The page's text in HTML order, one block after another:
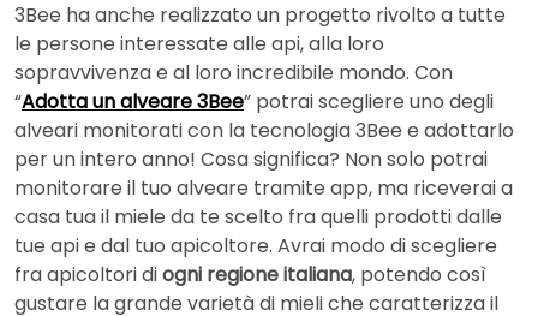
3Bee ha anche realizzato un progetto rivolto a tutte
le persone interessate alle api, alla loro
sopravvivenza e al loro incredibile mondo. Con
“Adotta un alveare 3Bee” potrai scegliere uno degli
alveari monitorati con la tecnologia 3Bee e adottarlo
per un intero anno! Cosa significa? Non solo potrai
monitorare il tuo alveare tramite app, ma riceverai a
casa tua il miele da te scelto fra quelli prodotti dalle
tue api e dal tuo apicoltore. Avrai modo di scegliere
fra apicoltori diogni regione italiana, potendo così
gustare la grande varietà di mieli che caratterizza il